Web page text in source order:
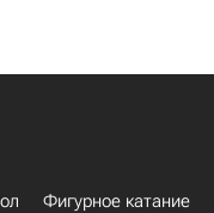
Фигурное катание